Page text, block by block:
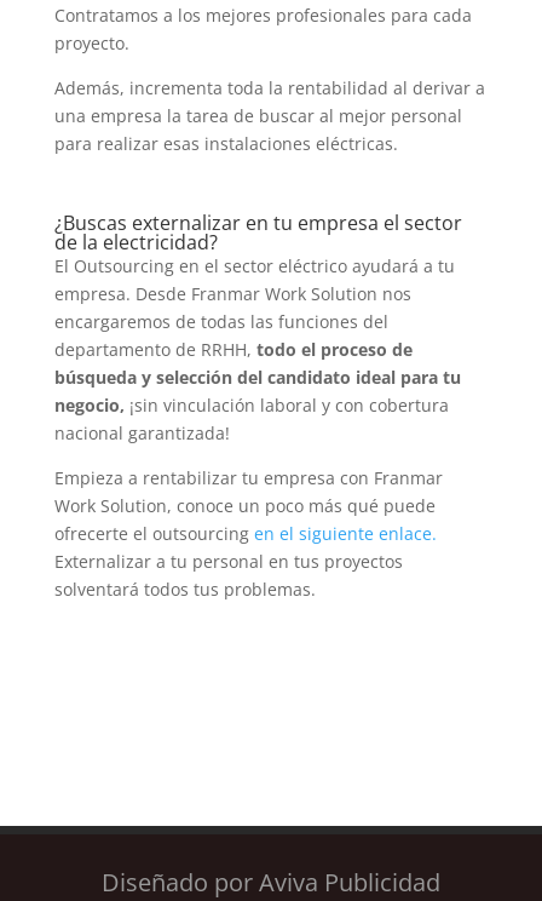
Contratamos a los mejores profesionales para cada
proyecto.
Además, incrementa toda la rentabilidad al derivar a
una empresa la tarea de buscar al mejor personal
para realizar esas instalaciones eléctricas.
¿Buscas externalizar en tu empresa el sector
de la electricidad?
El Outsourcing en el sector eléctrico ayudará a tu
empresa. Desde Franmar Work Solution nos
encargaremos de todas las funciones del
departamento de RRHH, todo el proceso de
búsqueda y selección del candidato ideal para tu
negocio, ¡sin vinculación laboral y con cobertura
nacional garantizada!
Empieza a rentabilizar tu empresa con Franmar
Work Solution, conoce un poco más qué puede
ofrecerte el outsourcingen el siguiente enlace.
Externalizar a tu personal en tus proyectos
solventará todos tus problemas.
Diseñado por Aviva Publicidad